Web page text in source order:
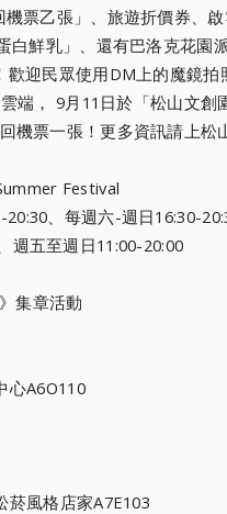
票乙張」、旅遊折價券、
白鮮乳」、還有巴洛克花園
歡迎民眾使用DM上的魔鏡拍
端， 9月11日於「松山文創
回機票一張！更多資訊請上松
Festival
、每週六-週日16:30-
週五至週日1 1:00-20:00
集章活動
心A6O110
風格店家A7E103